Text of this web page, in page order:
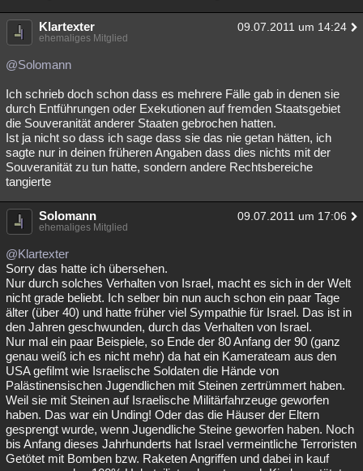
Klartexter 09.07.2011 um 14:24
ehemaliges Mitglied
@Solomann
Ich schrieb doch schon dass es mehrere Fälle gab in denen sie
durch Entführungen oder Exekutionen auf fremden Staatsgebiet
die Souveranität anderer Staaten gebrochen hatten.
Ist ja nicht so dass ich sage dass sie das nie getan hätten, ich
sagte nur in deinen früheren Angaben dass dies nichts mit der
Souveranität zu tun hatte, sondern andere Rechtsbereiche
tangierte
Solomann 09.07.2011 um 17:06
ehemaliges Mitglied
@Klartexter
Sorry das hatte ich übersehen.
Nur durch solches Verhalten von Israel, macht es sich in der Welt
nicht grade beliebt. Ich selber bin nun auch schon ein paar Tage
älter (über 40) und hatte früher viel Sympathie für Israel. Das ist in
den Jahren geschwunden, durch das Verhalten von Israel.
Nur mal ein paar Beispiele, so Ende der 80 Anfang der 90 (ganz
genau weiß ich es nicht mehr) da hat ein Kamerateam aus den
USA gefilmt wie Israelische Soldaten die Hände von
Palästinensischen Jugendlichen mit Steinen zertrümmert haben.
Weil sie mit Steinen auf Israelische Militärfahrzeuge geworfen
haben. Das war ein Unding! Oder das die Häuser der Eltern
gesprengt wurde, wenn Jugendliche Steine geworfen haben. Noch
bis Anfang dieses Jahrhunderts hat Israel vermeintliche Terroristen
Getötet mit Bomben bzw. Raketen Angriffen und dabei in kauf